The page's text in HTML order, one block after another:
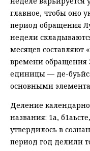
главное, чтобы оно
период обращения
недели
месяцев составляют
времени обращения
единицы — де-
основными
Деление
названия: 1а,
утвердилось в
период год делили